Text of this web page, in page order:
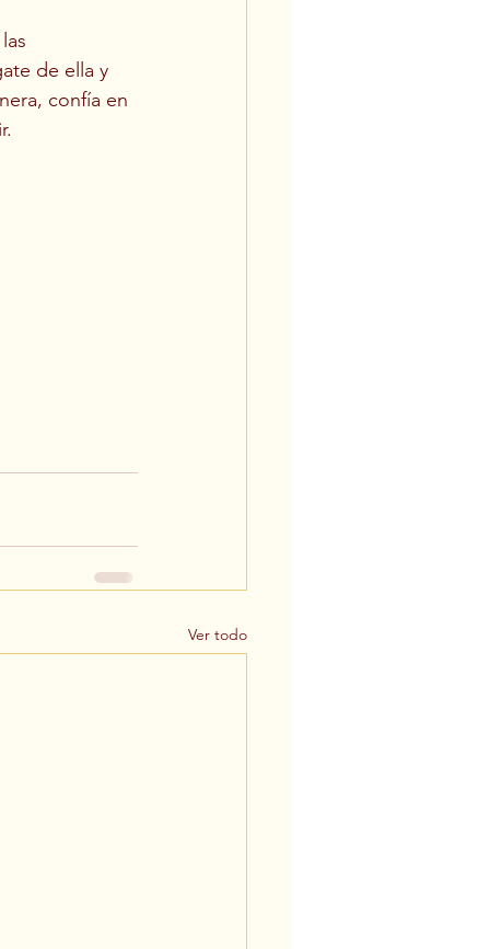
de ella y
confía en
Ver todo